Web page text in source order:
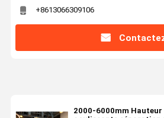
+8613066309106
2000-6000mm